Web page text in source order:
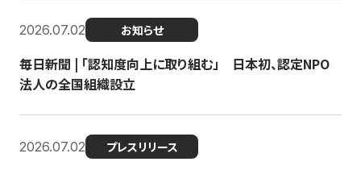
2026.07.02 お知らせ
毎日新聞 | 「認知度向上に取り組む」 日本初、認定NPO
法人の全国組織設立
2026.07.02 プレスリリース